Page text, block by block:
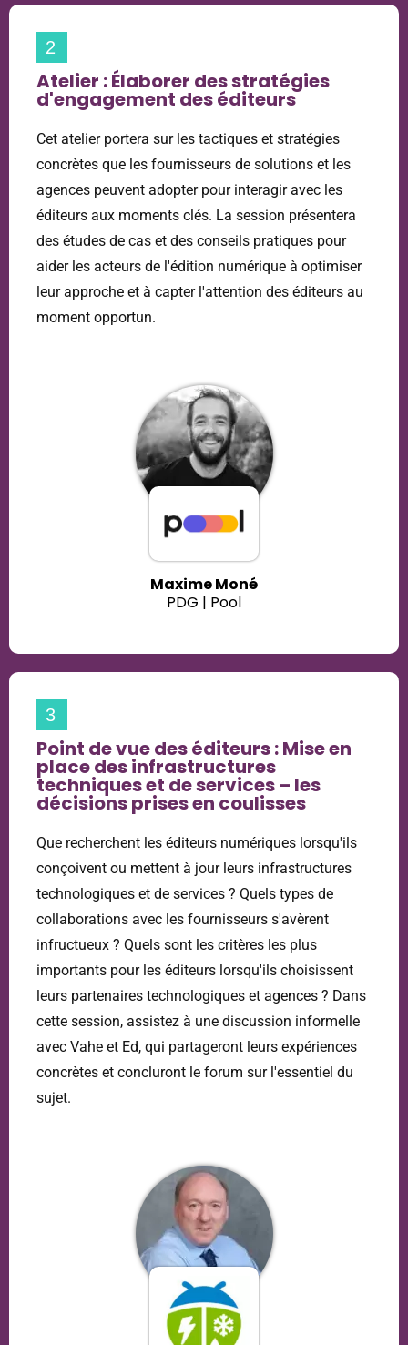
2
Atelier : Élaborer des stratégies
d'engagement des éditeurs
Cet atelier portera sur les tactiques et stratégies
concrètes que les fournisseurs de solutions et les
agences peuvent adopter pour interagir avec les
éditeurs aux moments clés. La session présentera
des études de cas et des conseils pratiques pour
aider les acteurs de l'édition numérique à optimiser
leur approche et à capter l'attention des éditeurs au
moment opportun.
Maxime Moné
PDG | Pool
3
Point de vue des éditeurs : Mise en
place des infrastructures
techniques et de services – les
décisions prises en coulisses
Que recherchent les éditeurs numériques lorsqu'ils
conçoivent ou mettent à jour leurs infrastructures
technologiques et de services ? Quels types de
collaborations avec les fournisseurs s'avèrent
infructueux ? Quels sont les critères les plus
importants pour les éditeurs lorsqu'ils choisissent
leurs partenaires technologiques et agences ? Dans
cette session, assistez à une discussion informelle
avec Vahe et Ed, qui partageront leurs expériences
concrètes et concluront le forum sur l'essentiel du
sujet.